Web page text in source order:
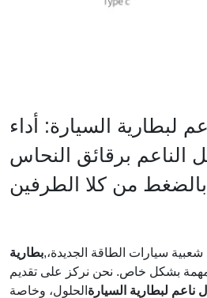
لبطارية السيارة: أداء
الناعم برقائق النحاس
بالضغط من كلا الطرفين
شعبية سيارات الطاقة الجديدة،,بطارية
مهمة بشكل خاص. نحن نركز على تقديم
ناعم لبطارية السيارة الحلول، وخاصة